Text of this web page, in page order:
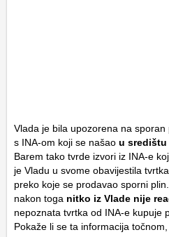
Vlada je bila upozorena na
s INA-om koji se našao u središtu
Barem tako tvrde izvori iz INA-e
je Vladu u svome obavijestila
preko koje se prodavao sporni
nakon toga nitko iz Vlade nije
nepoznata tvrtka od INA-e kupuje
Pokaže li se ta informacija